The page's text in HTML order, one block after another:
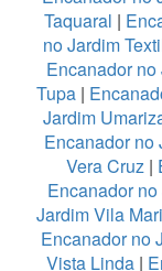
Taquaral |
no Jardim
Encanador
Tupa |
Jardim
Encanador no
Vera Cruz |
Encanador
Jardim Vila
Encanador no
Vista Linda |